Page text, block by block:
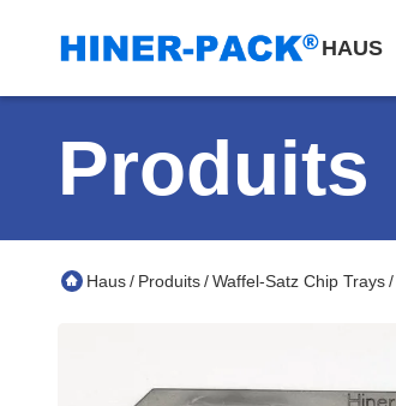
HAUS
Produits
Haus/ Produits/Waffel-Satz Chip Trays/